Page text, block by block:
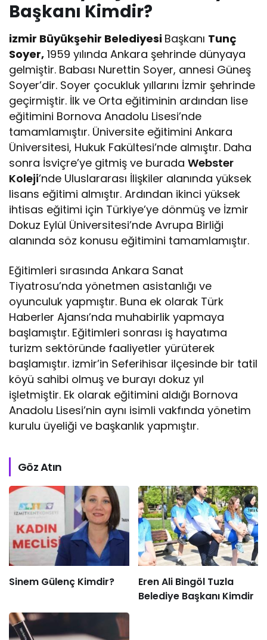
Başkanı Kimdir?
izmir Büyükşehir Belediyesi Başkanı Tunç
Soyer, 1959 yılında Ankara şehrinde dünyaya
gelmiştir. Babası Nurettin Soyer, annesi Güneş
Soyer’dir. Soyer çocukluk yıllarını İzmir şehrinde
geçirmiştir. İlk ve Orta eğitiminin ardından lise
eğitimini Bornova Anadolu Lisesi’nde
tamamlamıştır. Üniversite eğitimini Ankara
Üniversitesi, Hukuk Fakültesi’nde almıştır. Daha
sonra İsviçre’ye gitmiş ve buradaWebster
Koleji’nde Uluslararası İlişkiler alanında yüksek
lisans eğitimi almıştır. Ardından ikinci yüksek
ihtisas eğitimi için Türkiye’ye dönmüş ve İzmir
Dokuz Eylül Üniversitesi’nde Avrupa Birliği
alanında söz konusu eğitimini tamamlamıştır.
Eğitimleri sırasında Ankara Sanat
Tiyatrosu’nda yönetmen asistanlığı ve
oyunculuk yapmıştır. Buna ek olarak Türk
Haberler Ajansı’nda muhabirlik yapmaya
başlamıştır. Eğitimleri sonrası iş hayatıma
turizm sektöründe faaliyetler yürüterek
başlamıştır. izmir’in Seferihisar ilçesinde bir tatil
köyü sahibi olmuş ve burayı dokuz yıl
işletmiştir. Ek olarak eğitimini aldığı Bornova
Anadolu Lisesi’nin aynı isimli vakfında yönetim
kurulu üyeliği ve başkanlık yapmıştır.
Göz Atın
Sinem Gülenç Kimdir?
Eren Ali Bingöl Tuzla
Belediye Başkanı Kimdir